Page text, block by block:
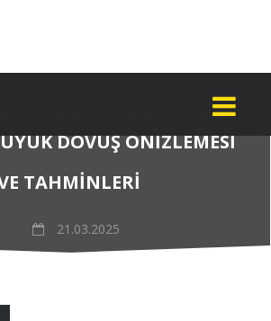
KAMBOSOS JR VS JAKE
DÖVÜŞ ÖNIZLEMESI
TAHMINLERI
21.03.2025